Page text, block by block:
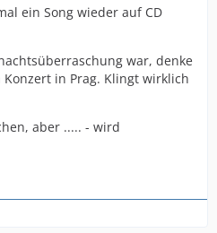
ein Song wieder auf CD
war, denke
in Prag. Klingt wirklich
aber ..... - wird